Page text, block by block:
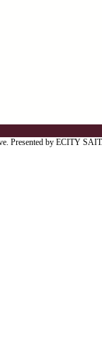
Presented by ECITY